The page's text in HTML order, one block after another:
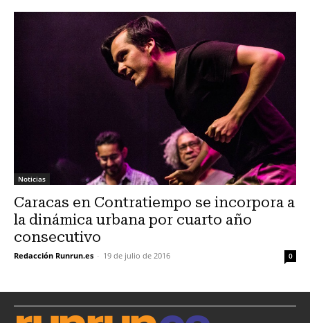
Noticias
Caracas en Contratiempo se incorpora a
la dinámica urbana por cuarto año
consecutivo
Redacción Runrun.es - 19 de julio de 2016 0